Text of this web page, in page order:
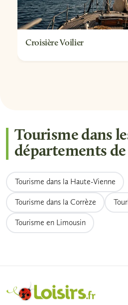
Croisière Voilier
Tourisme dans
départements
Tourisme dans la Haute-Vienne
Tourisme dans la Corrèze
Tourisme en Limousin